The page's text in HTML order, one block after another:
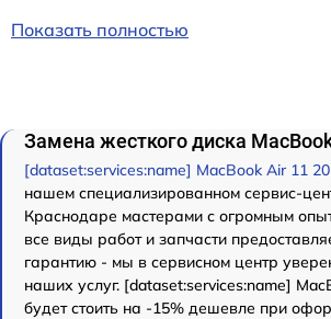
Показать полностью
Замена жесткого диска
[dataset:services:name] MacBook Air 11
нашем специализированном сервис-
Краснодаре мастерами с огромным
все виды работ и запчасти
гарантию - мы в сервисном центр
наших услуг. [dataset:services:name]
будет стоить на -15% дешевле при